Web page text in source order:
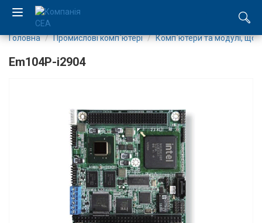
Каталог
Виробництво
Послуги
Новини
Головна Промислові комп`ютері Комп`ютери та модулі, що
Em104P-i2904